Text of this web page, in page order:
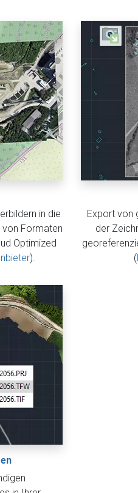
in die
von Formaten
Optimized
).
Export von
der
(